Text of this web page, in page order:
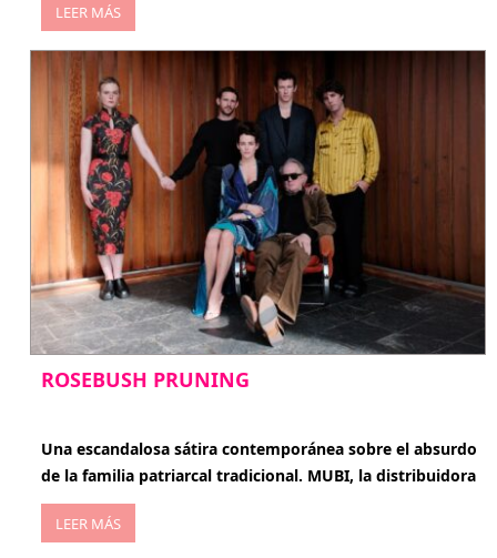
LEER MÁS
ROSEBUSH PRUNING
Una escandalosa sátira contemporánea sobre el absurdo
de la familia patriarcal tradicional. MUBI, la distribuidora
LEER MÁS